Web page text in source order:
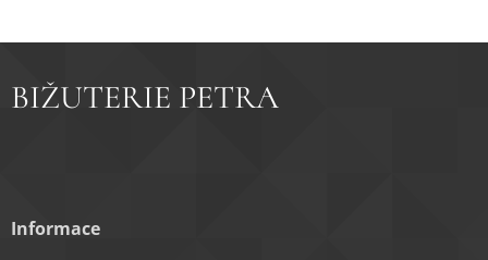
BIŽUTERIE PETRA
Informace